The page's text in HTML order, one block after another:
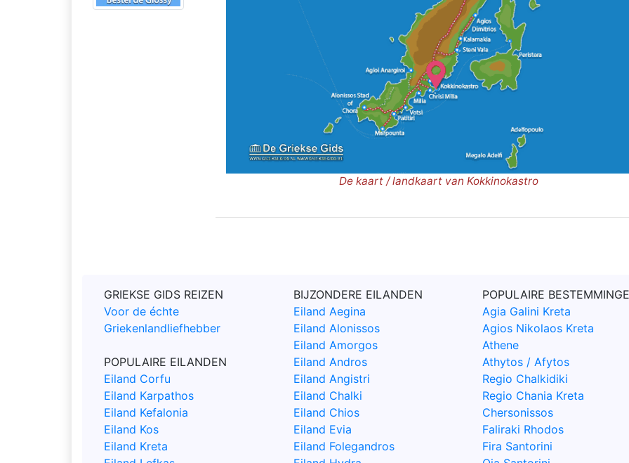
De kaart / landkaart van Kokkinokastro
GRIEKSE GIDS REIZEN
Voor de échte
Griekenlandliefhebber
POPULAIRE EILANDEN
Eiland Corfu
Eiland Karpathos
Eiland Kefalonia
Eiland Kos
Eiland Kreta
BIJZONDERE EILANDEN
Eiland Aegina
Eiland Alonissos
Eiland Amorgos
Eiland Andros
Eiland Angistri
Eiland Chalki
Eiland Chios
Eiland Evia
Eiland Folegandros
POPULAIRE
Agia Galini Kreta
Agios Nikolaos Kreta
Athene
Athytos / Afytos
Regio Chalkidiki
Regio Chania Kreta
Chersonissos
Faliraki Rhodos
Fira Santorini